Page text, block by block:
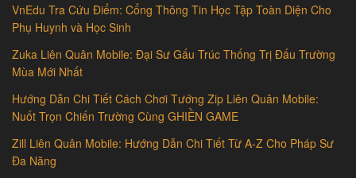
VnEdu Tra Cứu Điểm: Cổng Thông Tin Học Tập Toàn Diện Cho
Phụ Huynh và Học Sinh
Zuka Liên Quân Mobile: Đại Sư Gấu Trúc Thống Trị Đấu Trường
Mùa Mới Nhất
Hướng Dẫn Chi Tiết Cách Chơi Tướng Zip Liên Quân Mobile:
Nuốt Trọn Chiến Trường Cùng GHIỀN GAME
Zill Liên Quân Mobile: Hướng Dẫn Chi Tiết Từ A-Z Cho Pháp Sư
Đa Năng